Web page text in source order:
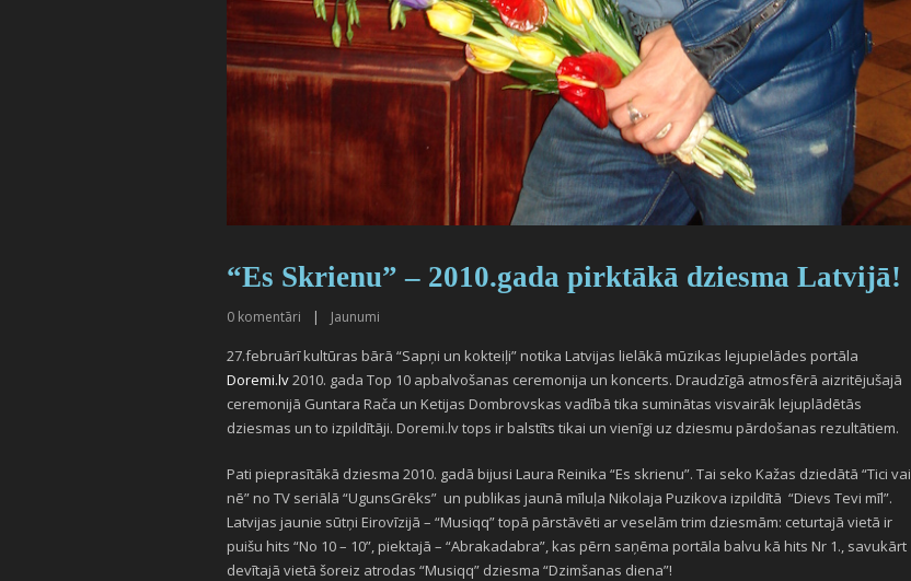
“Es Skrienu” – 2010.gada pirktākā dziesma Latvijā!
0 komentāri | Jaunumi
27.februārī kultūras bārā “Sapņi un kokteiļi” notika Latvijas lielākā mūzikas lejupielādes portāla
Doremi.lv2010. gada Top 10 apbalvošanas ceremonija un koncerts. Draudzīgā atmosfērā aizritējušajā
ceremonijā Guntara Rača un Ketijas Dombrovskas vadībā tika suminātas visvairāk lejuplādētās
dziesmas un to izpildītāji. Doremi.lv tops ir balstīts tikai un vienīgi uz dziesmu pārdošanas rezultātiem.
Pati pieprasītākā dziesma 2010. gadā bijusi Laura Reinika “Es skrienu”. Tai seko Kažas dziedātā “Tici vai
nē” no TV seriālā “UgunsGrēks” un publikas jaunā mīluļa Nikolaja Puzikova izpildītā “Dievs Tevi mīl”.
Latvijas jaunie sūtņi Eirovīzijā – “Musiqq” topā pārstāvēti ar veselām trim dziesmām: ceturtajā vietā ir
puišu hits “No 10 – 10”, piektajā – “Abrakadabra”, kas pērn saņēma portāla balvu kā hits Nr 1., savukārt
devītajā vietā šoreiz atrodas “Musiqq” dziesma “Dzimšanas diena”!